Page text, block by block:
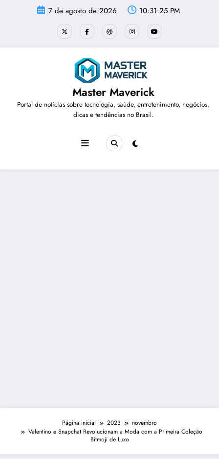
7 de agosto de 2026 10:31:25 PM
Master Maverick
Portal de notícias sobre tecnologia, saúde, entretenimento, negócios,
dicas e tendências no Brasil.
Página inicial 2023
novembro
Valentino e Snapchat Revolucionam a Moda com a Primeira Coleção
Bitmoji de Luxo